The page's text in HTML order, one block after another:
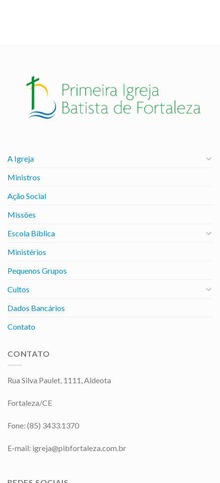
A Igreja
Ministros
Ação Social
Missões
Escola Bíblica
Ministérios
Pequenos Grupos
Cultos
Dados Bancários
Contato
CONTATO
Rua Silva Paulet, 1111, Aldeota
Fortaleza/CE
Fone: (85) 3433.1370
E-mail: igreja@pibfortaleza.com.br